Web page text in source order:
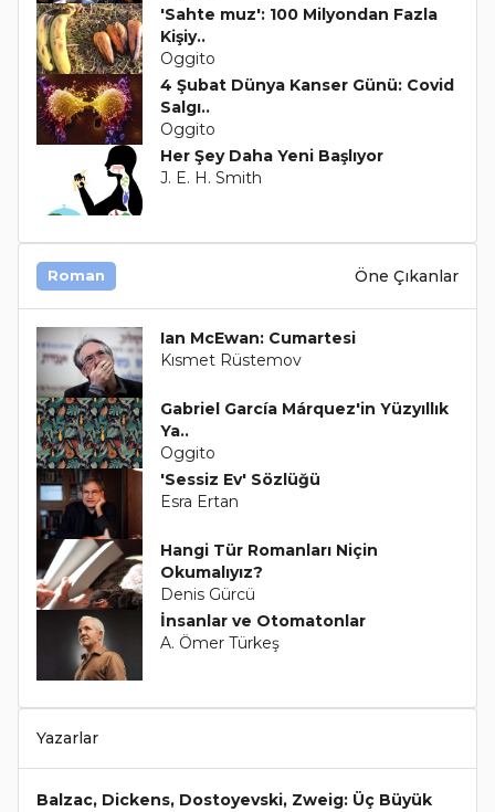
'Sahte muz': 100 Milyondan Fazla
Kişiy..
Oggito
4 Şubat Dünya Kanser Günü: Covid
Salgı..
Oggito
Her Şey Daha Yeni Başlıyor
J. E. H. Smith
Roman Öne Çıkanlar
Ian McEwan: Cumartesi
Kısmet Rüstemov
Gabriel García Márquez'in Yüzyıllık
Ya..
Oggito
'Sessiz Ev' Sözlüğü
Esra Ertan
Hangi Tür Romanları Niçin
Okumalıyız?
Denis Gürcü
İnsanlar ve Otomatonlar
A. Ömer Türkeş
Yazarlar
Balzac, Dickens, Dostoyevski, Zweig: Üç Büyük